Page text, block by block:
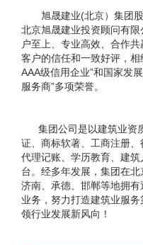
旭晟建业(北京）集团
北京旭晟建业投资顾问有
户至上、专业高效、合作
客户的信任和一致好评，相
AAA级信用企业”和国家发
服务商”多项荣誉。
集团公司是以建筑业资
证、商标软著、工商注册、
代理记账、学历教育、建
台。经多年发展，集团在北
济南、承德、邯郸等地拥
业务，努力打造建筑业服
领行业发展新风向！